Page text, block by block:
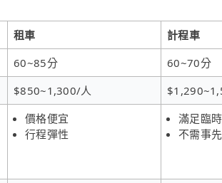
租車
計程車
60~85分
60~70分
$850~1,300/人
價格便宜
行程彈性
滿足臨
不需事